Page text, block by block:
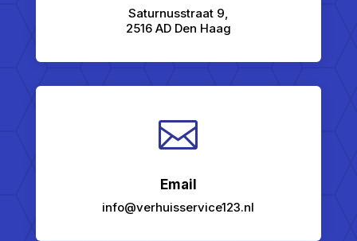
Saturnusstraat 9,
2516 AD Den Haag

Email
info@verhuisservice123.nl